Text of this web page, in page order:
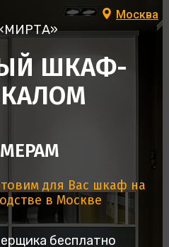
Москва
ШКАФ-
для Вас шкаф на
в Москве
бесплатно